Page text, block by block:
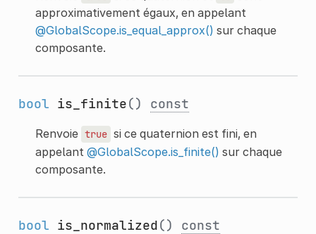
approximativement égaux, en appelant
@GlobalScope.is_equal_approx() sur chaque
composante.
bool is_finite() const
Renvoie true si ce quaternion est fini, en
appelant @GlobalScope.is_finite() sur chaque
composante.
bool is_normalized() const